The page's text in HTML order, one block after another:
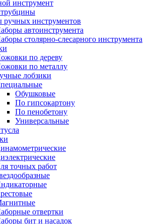
инструмент
ручных инструментов
автоинструмента
столярно-слесарного инструмента
по дереву
по металлу
лобзики
Обушковые
По гипсокартону
По пенобетону
Универсальные
точных работ
отвертки
бит и насадок